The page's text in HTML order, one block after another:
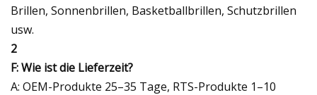
Brillen, Sonnenbrillen, Basketballbrillen, Schutzbrillen
usw.
2
F: Wie ist die Lieferzeit?
A: OEM-Produkte 25–35 Tage, RTS-Produkte 1–10